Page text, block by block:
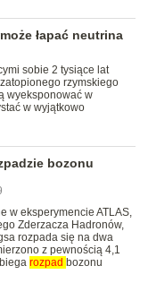
łapać neutrina
sobie 2 tysiące lat
rzymskiego
wyeksponować w
w wyjątkowo
bozonu
w eksperymencie ATLAS,
Zderzacza Hadronów,
rozpada się na dwa
z pewnością 4,1
rozpad bozonu